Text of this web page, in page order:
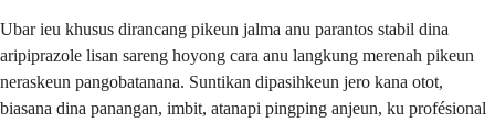
Ubar ieu khusus dirancang pikeun jalma anu parantos stabil dina
aripiprazole lisan sareng hoyong cara anu langkung merenah pikeun
neraskeun pangobatanana. Suntikan dipasihkeun jero kana otot,
biasana dina panangan, imbit, atanapi pingping anjeun, ku profésional